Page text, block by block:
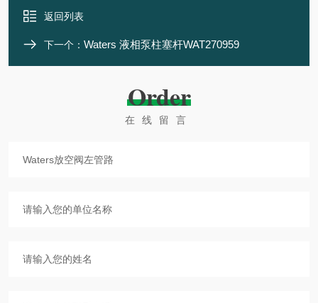
返回列表
下一个： Waters 液相泵柱塞杆WAT270959
Order
在线留言